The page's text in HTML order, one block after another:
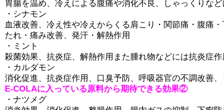
胃腸を温め、冷えによる腹痛や消化不良、しゃっくりなど
・シナモン
血液改善、冷え性や冷えからくる肩こり・関節痛・腹痛
たれ・痛み改善、発汗・解熱作用
・ミント
殺菌効果、抗炎症、解熱作用また腫れ物などには抗炎症
・カルダモン
消化促進、抗炎症作用、口臭予防、呼吸器官の不調改善、
E-COLAに入っている原料から期待できる効果②
・ ナツメグ